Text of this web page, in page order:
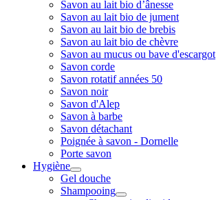
Savon au lait bio d’ânesse
Savon au lait bio de jument
Savon au lait bio de brebis
Savon au lait bio de chèvre
Savon au mucus ou bave d'escargot
Savon corde
Savon rotatif années 50
Savon noir
Savon d'Alep
Savon à barbe
Savon détachant
Poignée à savon - Dornelle
Porte savon
Hygiène
Gel douche
Shampooing